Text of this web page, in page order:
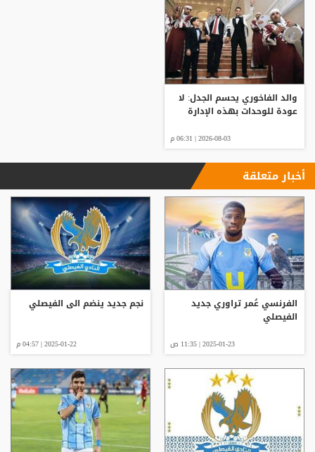
والد الفاخوري يحسم الجدل: لا
عودة للوحدات بهذه الإدارة
2026-08-03 | 06:31 م
أخبار متعلقة
الفرنسي عُمر تراوري جديد
الفيصلي
2025-01-23 | 11:35 ص
نجم جديد ينضم الى الفيصلي
2025-01-22 | 04:57 م